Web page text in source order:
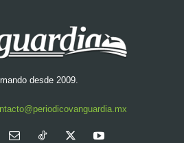
desde 2009.